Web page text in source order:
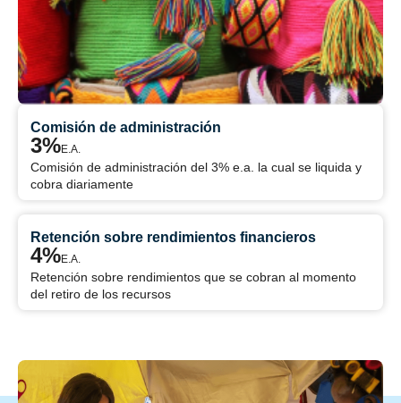
Comisión de administración
3%E.A.
Comisión de administración del 3% e.a. la cual se liquida y
cobra diariamente
Retención sobre rendimientos financieros
4%E.A.
Retención sobre rendimientos que se cobran al momento
del retiro de los recursos